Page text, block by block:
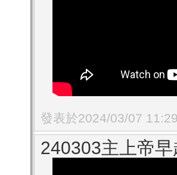
發表於2024/03/07
240303主上帝